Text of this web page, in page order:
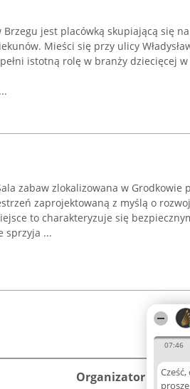
07:46
Brzegu jest placówką skupiającą się
Mieści się przy ulicy
istotną rolę w branży dziecięcej
zabaw zlokalizowana w Grodkowie
zaprojektowaną z myślą o
to charakteryzuje się
sprzyja ...
Organizator